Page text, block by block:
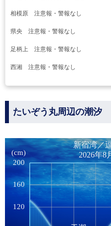
相模原 注意報・警報なし
県央 注意報・警報なし
足柄上 注意報・警報なし
西湘 注意報・警報なし
たいぞう丸周辺の潮汐